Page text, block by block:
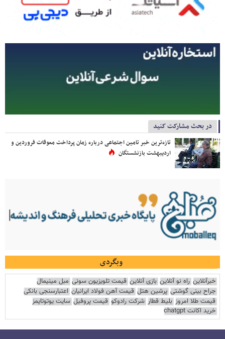
در بحث مشارکت کنید
تازه‌ترین خبر تامین اجتماعی درباره زمان پرداخت معوقات فروردین و
اردیبهشت بازنشستگان
وبگردی
خبرآنلاین راه نو آنلاین بازی آنلاین قیمت تلویزیون سونی مبل مینیمال
جراح بینی گوشتی پرشین هتل قیمت آهن فولاد ایرانیان اعتبارسنجی بانکی
قیمت طلا امروز بلیط قطار شرکت رادوکو قیمت پروفیل سایت یوتوتایمز
خرید اکانت chatgpt